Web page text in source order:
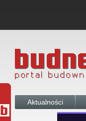
Aktualności